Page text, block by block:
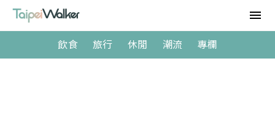
飲食 旅行 休閒 潮流 專欄